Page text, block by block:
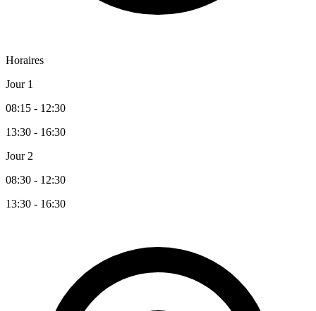
Horaires
Jour 1
08:15 - 12:30
13:30 - 16:30
Jour 2
08:30 - 12:30
13:30 - 16:30